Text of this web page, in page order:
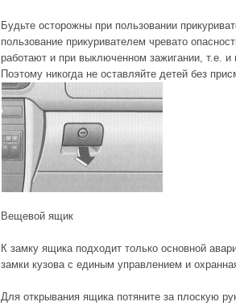
Будьте осторожны при пользовании
пользование прикуривателем чревато
работают и при выключенном зажигании, т.е.
Поэтому никогда не оставляйте детей без
Вещевой ящик
К замку ящика подходит только основной
замки кузова с единым управлением и
Для открывания ящика потяните за плоскую